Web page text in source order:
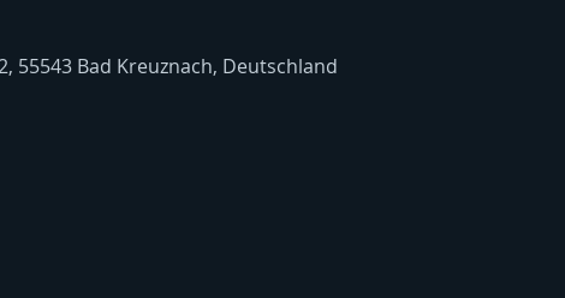
55543 Bad Kreuznach, Deutschland